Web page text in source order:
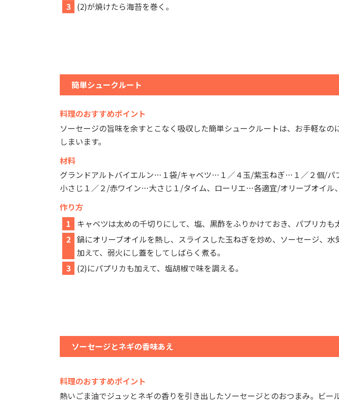
3 (2)が焼けたら海苔を巻く。
簡単シュークルート
料理のおすすめポイント
ソーセージの旨味を余すとこなく吸収した簡単シュークルートは、お手軽な
しまいます。
材料
グランドアルトバイエルン…１袋/キャベツ…１／４玉/紫玉ねぎ…１／２個/
小さじ１／２/赤ワイン…大さじ１/タイム、ローリエ…各適宜/オリーブオイル
作り方
1
キャベツは太めの千切りにして、塩、黒酢をふりかけておき、パプリカも
2 鍋にオリーブオイルを熱し、スライスした玉ねぎを炒め、ソーセージ、
加えて、弱火にし蓋をしてしばらく煮る。
3 (2)にパプリカも加えて、塩胡椒で味を調える。
ソーセージとネギの香味あえ
料理のおすすめポイント
熱いごま油でジュッとネギの香りを引き出したソーセージとのおつまみ。ビー